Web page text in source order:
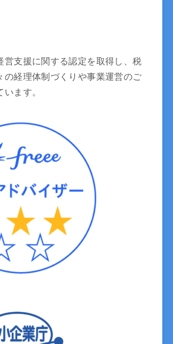
営支援に関する認定を取得し、税
の経理体制づくりや事業運営のご
ます。